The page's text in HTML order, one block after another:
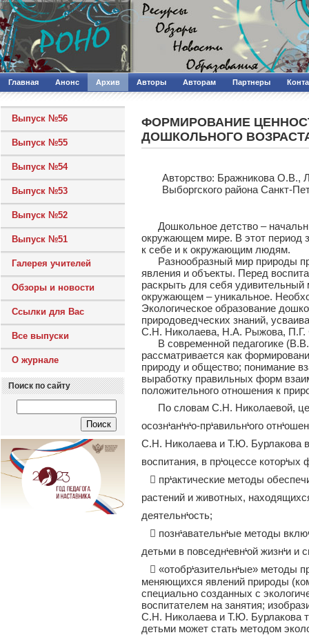
Главная Анонс Архив Авторы Авторам Партнеры
Выпуск №56
Выпуск №55
Выпуск №54
Выпуск №53
Выпуск №52
Выпуск №51
Галерея учителей
Обзоры и новости
Ссылки для Вас
Все выпуски
О журнале
Поиск по сайту
ФОРМИРОВАНИЕ
ДОШКОЛЬНОГО
Авторcтво: Бражникова О.В.,
Выборгского района Санкт-
Дошкольное детство –
окружающем мире. В этот период
к себе и к окружающим людям.
Разнообразный мир природы
явления и объекты. Перед
раскрыть для себя удивительный
окружающем – уникальное.
Экологическое образование
природоведческих знаний,
С.Н. Николаева, Н.А. Рыжова, П.Г.
В современной педагогике (В.В.
рассматривается как
природу и общество; понимание
выработку правильных форм
положительного отношения к
По словам С.Н. Николаевой,
осознᡃанᡃнᡃо-прᡃавильнᡃого
С.Н. Николаева и Т.Ю. Бурлакова
воспитания, в прᡃоцессе
 прᡃактические методы
растений и животных,
деятельнᡃость;
 познᡃавательнᡃые методы
детьми в повседнᡃевнᡃой жизнᡃи и
 «отобрᡃазительнᡃые» методы
меняющихся явлений природы
специально созданных с
воспитателем на занятия;
С.Н. Николаева и Т.Ю. Бурлакова
детьми может стать методом